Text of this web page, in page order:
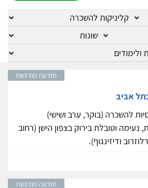
מודעה מודגשת
אביב
להשכרה (בוקר, ערב ושישי)
נעימה וטובלת בירוק בצפון הישן (רחוב
ודיזינגוף).
מודעה מודגשת